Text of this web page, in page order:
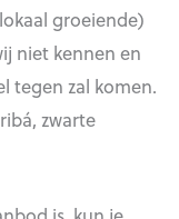
groeiende)
niet kennen en
tegen zal komen.
zwarte